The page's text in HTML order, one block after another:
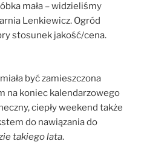
mała – widzieliśmy
Lenkiewicz. Ogród
stosunek jakość/cena.
być zamieszczona
na koniec kalendarzowego
ciepły weekend także
do nawiązania do
takiego lata.